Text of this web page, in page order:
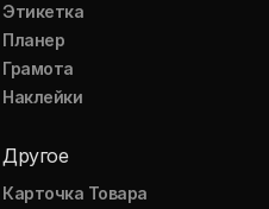
Этикетка
Планер
Грамота
Наклейки
Другое
Карточка Товара